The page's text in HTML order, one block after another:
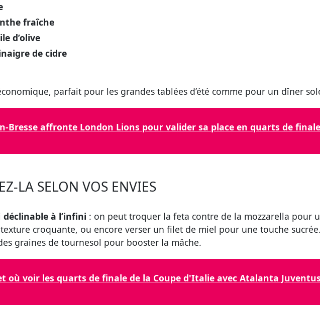
fraîche
d’olive
de cidre
parfait pour les grandes tablées d’été comme pour un dîner
Bresse affronte London Lions pour valider sa place en quarts de finale
LA SELON VOS ENVIES
déclinable à l’infini : on peut troquer la feta contre de la mozzarella pour
croquante, ou encore verser un filet de miel pour une touche
graines de tournesol pour booster la mâche.
où voir les quarts de finale de la Coupe d'Italie avec Atalanta